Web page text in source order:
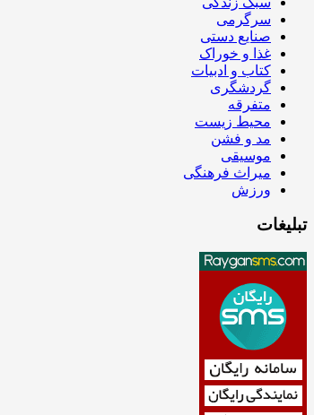
سرگرمی
صنایع دستی
غذا و خوراک
کتاب و ادبیات
گردشگری
متفرقه
محیط زیست
مد و فشن
موسیقی
میراث فرهنگی
ورزش
تبلیغات